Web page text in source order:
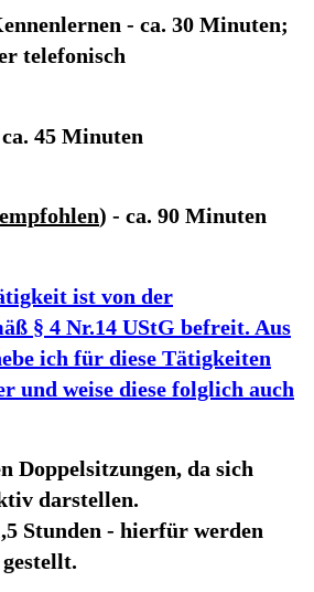
- ca. 30 Minuten;
telefonisch
45 Minuten
empfohlen) - ca. 90 Minuten
ist von der
§ 4 Nr.14 UStG befreit. Aus
ich für diese Tätigkeiten
und weise diese folglich auch
Doppelsitzungen, da sich
darstellen.
Stunden - hierfür werden